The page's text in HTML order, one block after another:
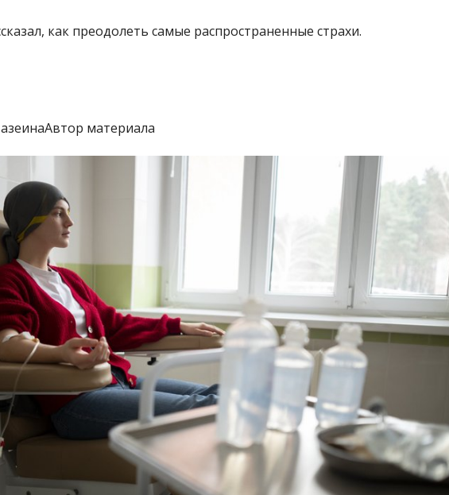
как преодолеть самые распространенные страхи.
материала